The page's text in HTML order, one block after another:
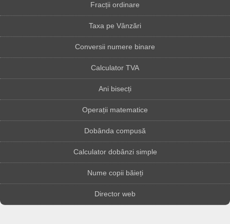
Fracții ordinare
Taxa pe Vânzări
Conversii numere binare
Calculator TVA
Ani bisecți
Operații matematice
Dobânda compusă
Calculator dobânzi simple
Nume copii băieți
Director web